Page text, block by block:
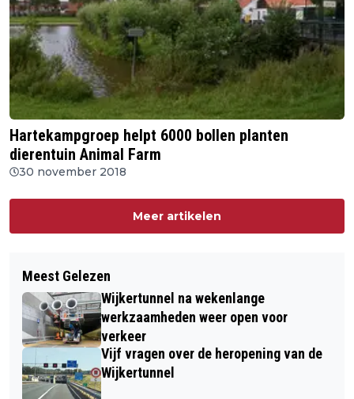
Hartekampgroep helpt 6000 bollen planten
dierentuin Animal Farm
30 november 2018
Meer artikelen
Meest Gelezen
Wijkertunnel na wekenlange
werkzaamheden weer open voor
verkeer
Vijf vragen over de heropening van de
Wijkertunnel